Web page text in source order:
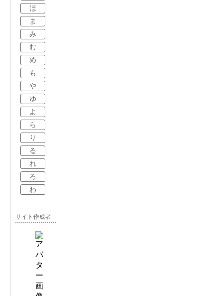
ほ
ま
み
む
め
も
や
ゆ
よ
ら
り
る
れ
ろ
わ
サイト作成者